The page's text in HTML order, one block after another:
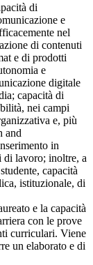
di
e
nel
di contenuti
e di prodotti
e
digitale
capacità di
nei campi
e, più
and
in
di lavoro; inoltre, a
capacità
istituzionale, di
e la capacità
con le prove
curriculari. Viene
un elaborato e di